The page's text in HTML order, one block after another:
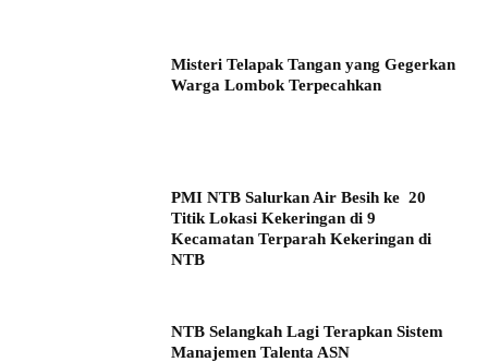
Misteri Telapak Tangan yang Gegerkan
Warga Lombok Terpecahkan
PMI NTB Salurkan Air Besih ke 20
Titik Lokasi Kekeringan di 9
Kecamatan Terparah Kekeringan di
NTB
NTB Selangkah Lagi Terapkan Sistem
Manajemen Talenta ASN